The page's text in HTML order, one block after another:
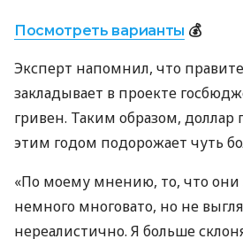
Посмотреть варианты 💰
Эксперт напомнил, что
закладывает в проекте
гривен. Таким образом, доллар
этим годом подорожает чуть
«По моему мнению, то, что они
немного многовато, но не
нереалистично. Я больше